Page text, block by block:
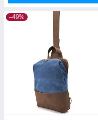
–49%